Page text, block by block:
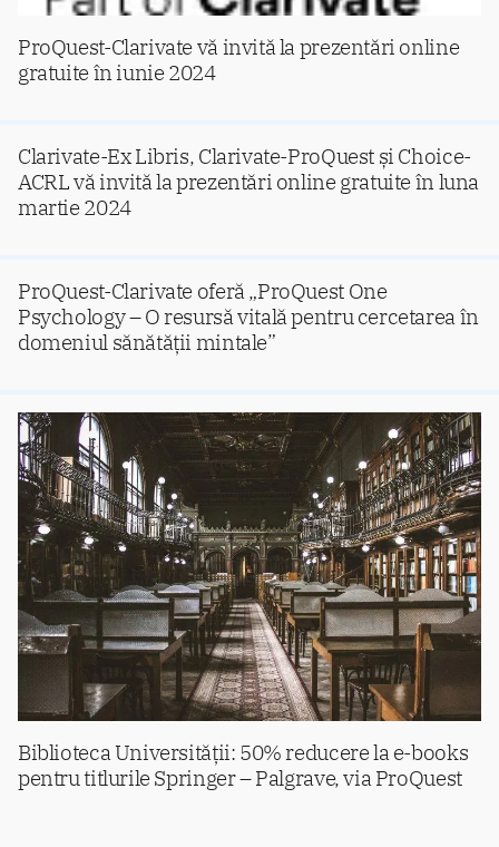
ProQuest-Clarivate vă invită la prezentări online
gratuite în iunie 2024
Clarivate-Ex Libris, Clarivate-ProQuest și Choice-
ACRL vă invită la prezentări online gratuite în luna
martie 2024
ProQuest-Clarivate oferă „ProQuest One
Psychology – O resursă vitală pentru cercetarea în
domeniul sănătății mintale”
Biblioteca Universității: 50% reducere la e-books
pentru titlurile Springer – Palgrave, via ProQuest